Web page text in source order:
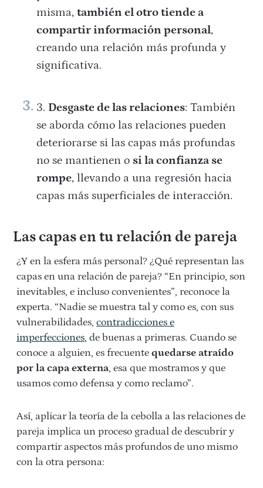
misma, también el otro tiende a
compartir información personal,
creando una relación más profunda y
significativa.
Desgaste de las relaciones: También
se aborda cómo las relaciones pueden
deteriorarse si las capas más profundas
no se mantienen o si la confianza se
rompe, llevando a una regresión hacia
capas más superficiales de interacción.
Las capas en tu relación de pareja
¿Y en la esfera más personal? ¿Qué representan las
capas en una relación de pareja? “En principio, son
inevitables, e incluso convenientes”, reconoce la
experta. “Nadie se muestra tal y como es, con sus
vulnerabilidades, contradicciones e
imperfecciones, de buenas a primeras. Cuando se
conoce a alguien, es frecuente quedarse atraído
por la capa externa, esa que mostramos y que
usamos como defensa y como reclamo”.
Así, aplicar la teoría de la cebolla a las relaciones de
pareja implica un proceso gradual de descubrir y
compartir aspectos más profundos de uno mismo
con la otra persona: